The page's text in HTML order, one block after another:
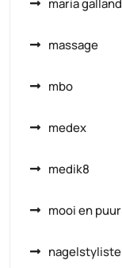
maria galland
massage
mbo
medex
medik8
mooi en puur
nagelstyliste